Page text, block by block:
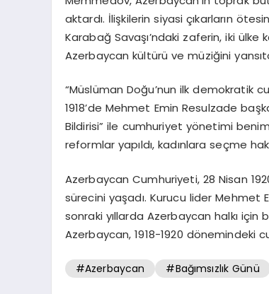
aktardı. İlişkilerin siyasi çıkarların
Karabağ Savaşı’ndaki zaferin, iki
Azerbaycan kültürü ve müziğini
“Müslüman Doğu’nun ilk demokratik
1918’de Mehmet Emin Resulzade
Bildirisi” ile cumhuriyet yönetimi
reformlar yapıldı, kadınlara seçme
Azerbaycan Cumhuriyeti, 28 Nisan
sürecini yaşadı. Kurucu lider Mehmet
sonraki yıllarda Azerbaycan halkı için
Azerbaycan, 1918-1920 dönemindeki
#Azerbaycan #Bağımsızlık Günü